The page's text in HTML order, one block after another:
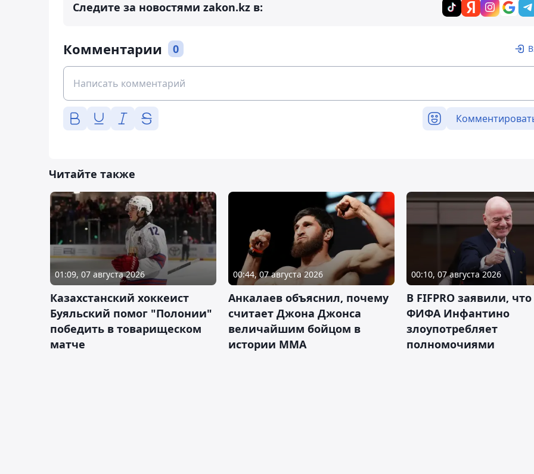
Следите за новостями zakon.kz в:
Комментарии 0
Читайте также
01:09, 07 августа 2026
Казахстанский хоккеист
Буяльский помог "Полонии"
победить в товарищеском
матче
00:44, 07 августа 2026
Анкалаев объяснил, почему
считает Джона Джонса
величайшим бойцом в
истории ММА
00:10, 07 августа 2026
В FIFPRO заявили,
ФИФА Инфантино
злоупотребляет
полномочиями